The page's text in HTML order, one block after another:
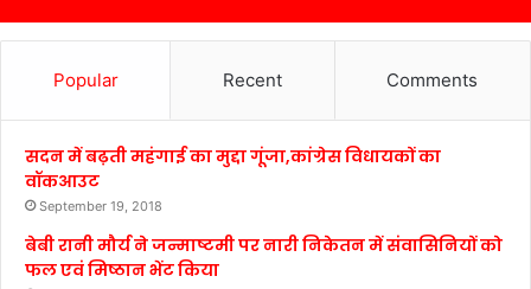
Popular Recent Comments
सदन में बढ़ती महंगाई का मुद्दा गूंजा,कांग्रेस विधायकों का
वॉकआउट
September 19, 2018
बेबी रानी मौर्य ने जन्माष्टमी पर नारी निकेतन में संवासिनियों को
फल एवं मिष्ठान भेंट किया